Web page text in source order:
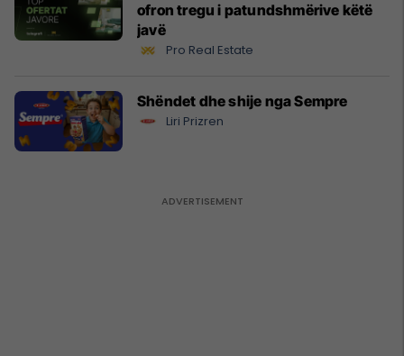
ofron tregu i patundshmërive këtë
javë
Pro Real Estate
Shëndet dhe shije nga Sempre
Liri Prizren